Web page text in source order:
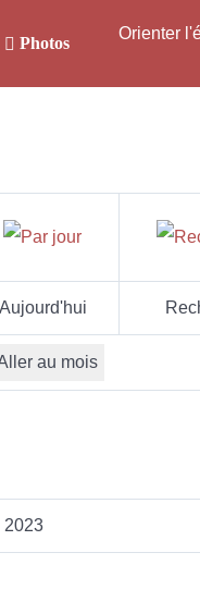
Photos
Orienter
Aujourd'hui
au mois
2023